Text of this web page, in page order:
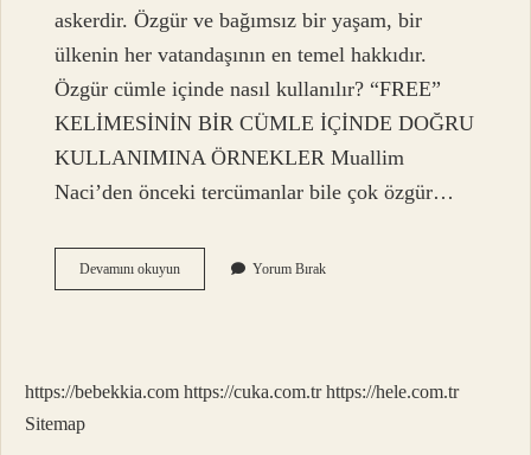
askerdir. Özgür ve bağımsız bir yaşam, bir
ülkenin her vatandaşının en temel hakkıdır.
Özgür cümle içinde nasıl kullanılır? “FREE”
KELİMESİNİN BİR CÜMLE İÇİNDE DOĞRU
KULLANIMINA ÖRNEKLER Muallim
Naci’den önceki tercümanlar bile çok özgür…
Devamını okuyunIstiklal
Cümle
Yorum Bırak
https://bebekkia.com https://cuka.com.tr https://hele.com.tr
Sitemap